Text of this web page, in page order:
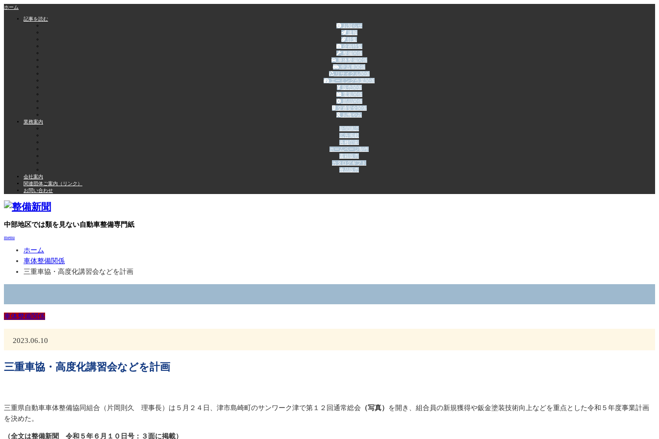
ホーム
記事を読む
お知らせ
速報
特集
企画特集
整備関係
車体整備関係
中古車関係
リサイクル関係
エーミング作業関係
販売関係
電装関係
部品関係
交通安全関係
お悔やみ
業務案内
新聞購読
広告掲載
各種印刷
ホームページ制作
書籍販売
カタログギフト
食品販売
会社案内
関連団体ご案内（リンク）
お問い合わせ
中部地区では類を見ない自動車整備専門紙
menu
ホーム
車体整備関係
三重車協・高度化講習会などを計画
車体整備関係
2023.06.10
三重車協・高度化講習会などを計画
三重県自動車車体整備協同組合（片岡則久 理事長）は５月２４日、津市島崎町のサンワーク津で第１２回通常総会 （写真） を開き、組合員の新規獲得や鈑金塗装技術向上などを重点とした令和５年度事業計画
を決めた。
（全文は整備新聞 令和５年６月１０日号：３面に掲載）